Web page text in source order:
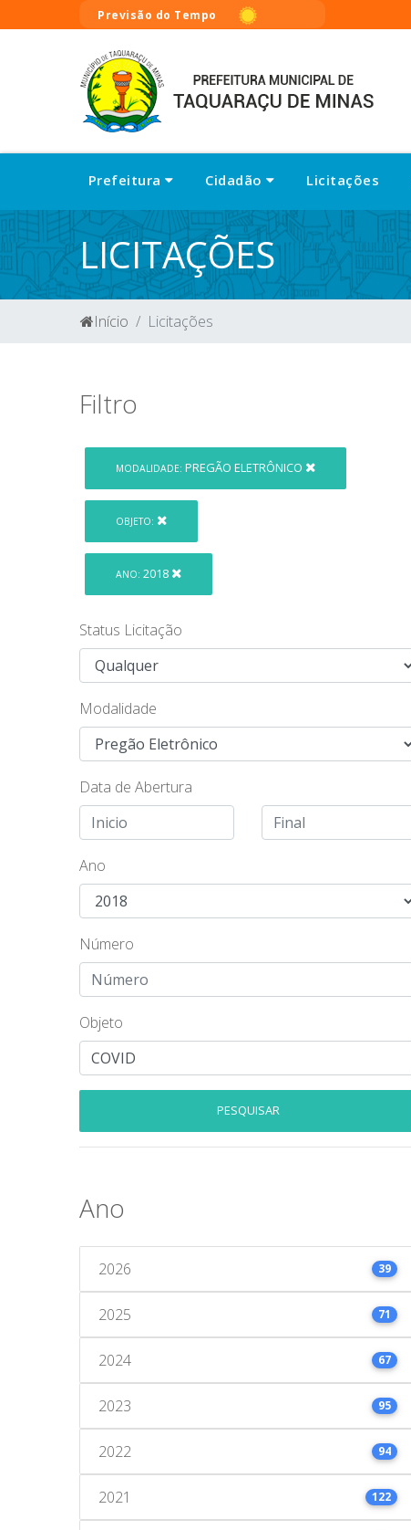
Previsão do Tempo
Prefeitura Cidadão Licitações
LICITAÇÕES
Início Licitações
Filtro
MODALIDADE: PREGÃO ELETRÔNICO
OBJETO:
ANO: 2018
Status Licitação
Modalidade
Data de Abertura
Ano
Número
Objeto
PESQUISAR
Ano
2026 39
2025 71
2024 67
2023 95
2022 94
2021 122